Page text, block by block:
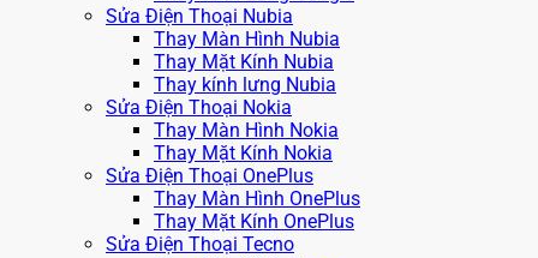
Sửa Điện Thoại Nubia
Thay Màn Hình Nubia
Thay Mặt Kính Nubia
Thay kính lưng Nubia
Sửa Điện Thoại Nokia
Thay Màn Hình Nokia
Thay Mặt Kính Nokia
Sửa Điện Thoại OnePlus
Thay Màn Hình OnePlus
Thay Mặt Kính OnePlus
Sửa Điện Thoại Tecno